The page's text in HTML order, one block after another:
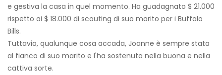
e gestiva la casa in quel momento. Ha guadagnato $ 21.000
rispetto ai $ 18.000 di scouting di suo marito per i Buffalo
Bills.
Tuttavia, qualunque cosa accada, Joanne è sempre stata
al fianco di suo marito e l'ha sostenuta nella buona e nella
cattiva sorte.